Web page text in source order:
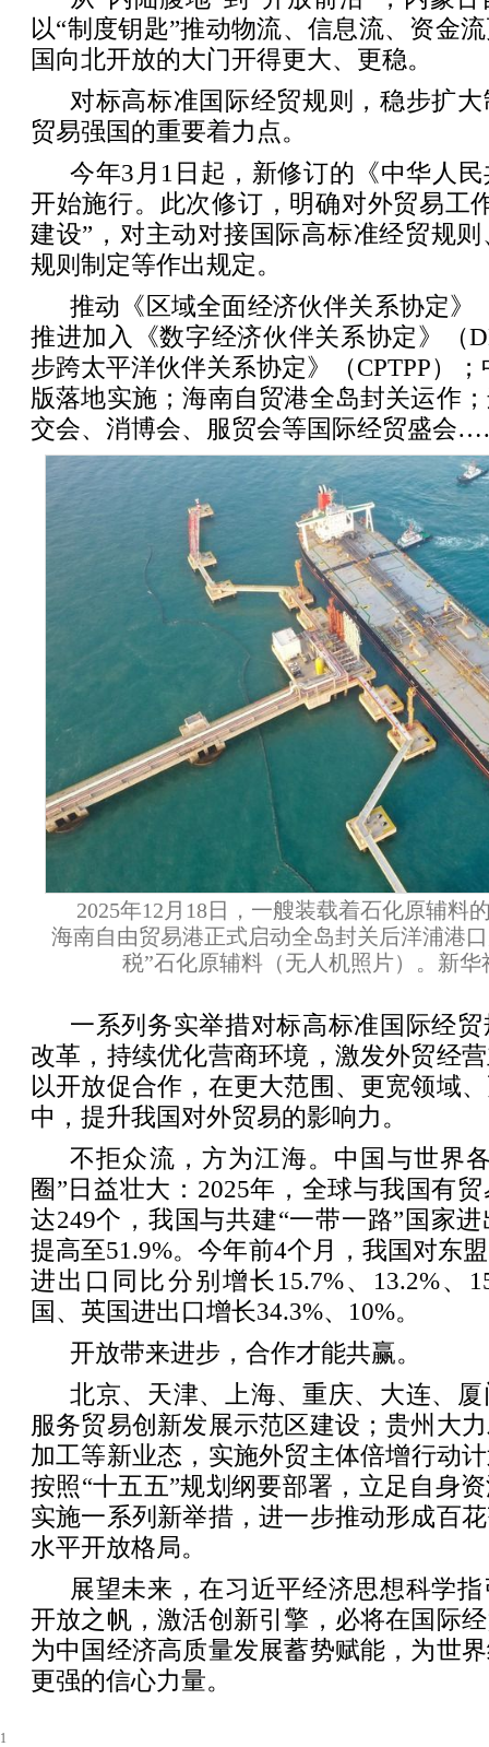
以“制度钥匙”推动物流、信息流、资金
国向北开放的大门开得更大、更稳。
对标高标准国际经贸规则，稳步扩
贸易强国的重要着力点。
今年3月1日起，新修订的《中华人
开始施行。此次修订，明确对外贸易工
建设”，对主动对接国际高标准经贸规
规则制定等作出规定。
推动《区域全面经济伙伴关系协定》
推进加入《数字经济伙伴关系协定》（
步跨太平洋伙伴关系协定》（CPTPP）
版落地实施；海南自贸港全岛封关运作
交会、消博会、服贸会等国际经贸盛会
2025年12月18日，一艘装载着石化原辅料
海南自由贸易港正式启动全岛封关后洋浦港
税”石化原辅料（无人机照片）。新华
一系列务实举措对标高标准国际经
改革，持续优化营商环境，激发外贸经
以开放促合作，在更大范围、更宽领域
中，提升我国对外贸易的影响力。
不拒众流，方为江海。中国与世界
圈”日益壮大：2025年，全球与我国有
达249个，我国与共建“一带一路”国家
提高至51.9%。今年前4个月，我国对东
进出口同比分别增长15.7%、13.2%、
国、英国进出口增长34.3%、10%。
开放带来进步，合作才能共赢。
北京、天津、上海、重庆、大连、
服务贸易创新发展示范区建设；贵州大
加工等新业态，实施外贸主体倍增行动
按照“十五五”规划纲要部署，立足自身
实施一系列新举措，进一步推动形成百
水平开放格局。
展望未来，在习近平经济思想科学
开放之帆，激活创新引擎，必将在国际
为中国经济高质量发展蓄势赋能，为世
更强的信心力量。
1